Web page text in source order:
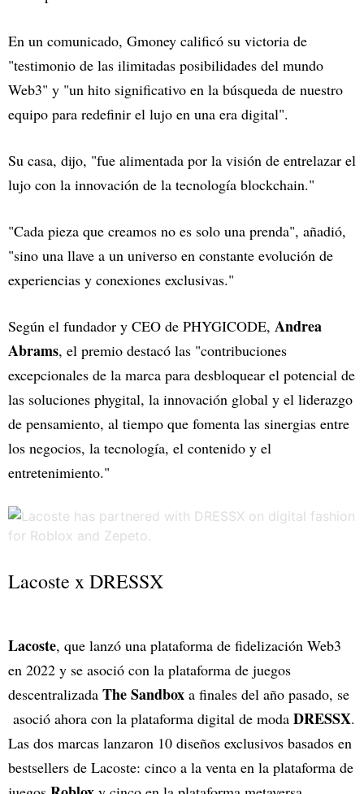
En un comunicado, Gmoney calificó su victoria de
"testimonio de las ilimitadas posibilidades del mundo
Web3" y "un hito significativo en la búsqueda de nuestro
equipo para redefinir el lujo en una era digital".
Su casa, dijo, "fue alimentada por la visión de entrelazar el
lujo con la innovación de la tecnología blockchain."
"Cada pieza que creamos no es solo una prenda", añadió,
"sino una llave a un universo en constante evolución de
experiencias y conexiones exclusivas."
Según el fundador y CEO de PHYGICODE, Andrea
Abrams, el premio destacó las "contribuciones
excepcionales de la marca para desbloquear el potencial de
las soluciones phygital, la innovación global y el liderazgo
de pensamiento, al tiempo que fomenta las sinergias entre
los negocios, la tecnología, el contenido y el
entretenimiento."
Lacoste x DRESSX
Lacoste, que lanzó una plataforma de fidelización Web3
en 2022 y se asoció con la plataforma de juegos
descentralizada The Sandbox a finales del año pasado, se
asoció ahora con la plataforma digital de moda DRESSX.
Las dos marcas lanzaron 10 diseños exclusivos basados en
bestsellers de Lacoste: cinco a la venta en la plataforma de